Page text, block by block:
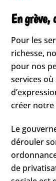
En grève,
Pour les
richesse,
pour nos
services
créer
Le
dérouler
de